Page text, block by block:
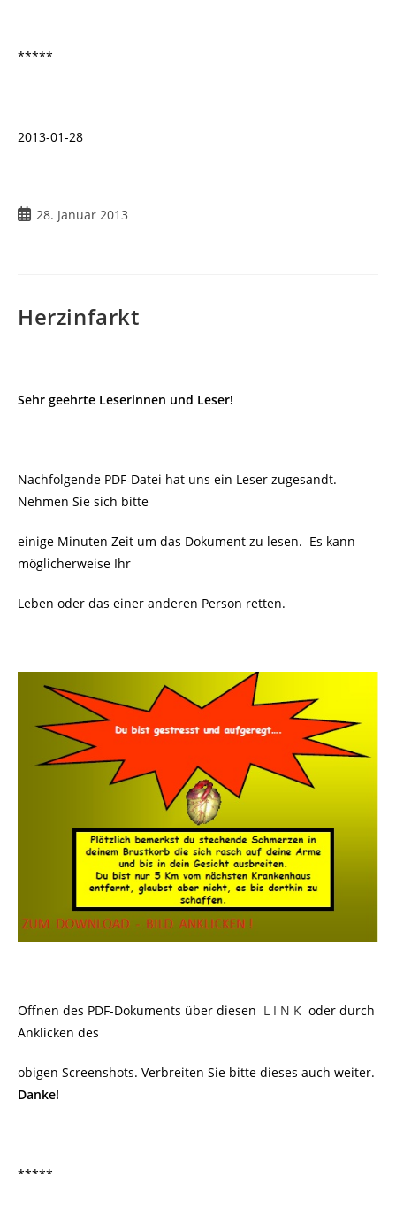
*****
2013-01-28
Beitrag
28. Januar 2013
Herzinfarkt
Sehr geehrte Leserinnen und Leser!
Nachfolgende PDF-Datei hat uns ein Leser zugesandt.
Nehmen Sie sich bitte
einige Minuten Zeit um das Dokument zu lesen. Es kann
möglicherweise Ihr
Leben oder das einer anderen Person retten.
Öffnen des PDF-Dokuments über diesen L I N K oder durch
Anklicken des
obigen Screenshots. Verbreiten Sie bitte dieses auch weiter.
Danke!
*****